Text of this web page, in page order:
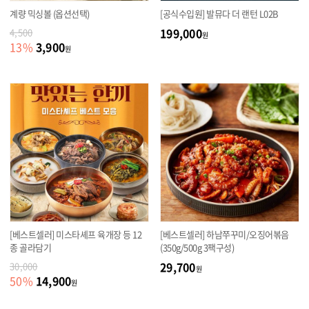
계량 믹싱볼 (옵션선택)
4,500
13% 3,900원
[공식수입원] 발뮤다 더 랜턴 L02B
199,000원
[베스트셀러] 미스타셰프 육개장 등 12
종 골라담기
30,000
50% 14,900원
[베스트셀러] 하남쭈꾸미/오징어볶음
(350g/500g 3팩구성)
29,700원